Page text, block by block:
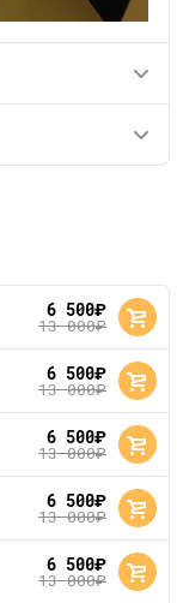
6 500руб.
13 000руб.
6 500руб.
13 000руб.
6 500руб.
13 000руб.
6 500руб.
13 000руб.
6 500руб.
13 000руб.